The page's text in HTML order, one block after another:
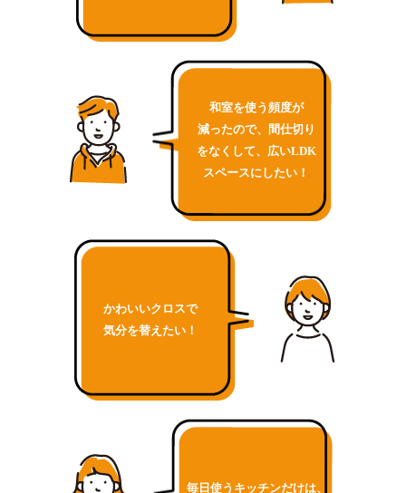
和室を使う頻度が
減ったので、間仕切り
をなくして、広いLDK
スペースにしたい！
かわいいクロスで
気分を替えたい！
毎日使うキッチンだけは、